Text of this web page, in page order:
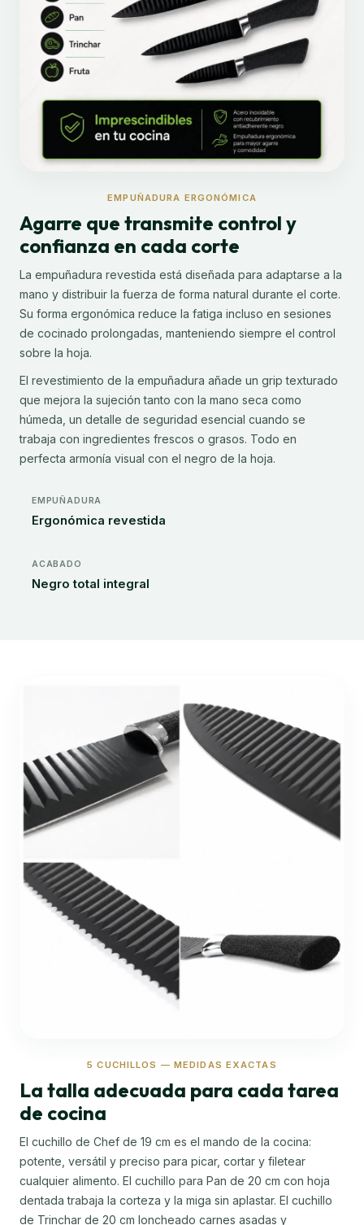
EMPUÑADURA ERGONÓMICA
Agarre que transmite control y
confianza en cada corte
La empuñadura revestida está diseñada para adaptarse a la
mano y distribuir la fuerza de forma natural durante el corte.
Su forma ergonómica reduce la fatiga incluso en sesiones
de cocinado prolongadas, manteniendo siempre el control
sobre la hoja.
El revestimiento de la empuñadura añade un grip texturado
que mejora la sujeción tanto con la mano seca como
húmeda, un detalle de seguridad esencial cuando se
trabaja con ingredientes frescos o grasos. Todo en
perfecta armonía visual con el negro de la hoja.
EMPUÑADURA
Ergonómica revestida
ACABADO
Negro total integral
5 CUCHILLOS — MEDIDAS EXACTAS
La talla adecuada para cada tarea
de cocina
El cuchillo de Chef de 19 cm es el mando de la cocina:
potente, versátil y preciso para picar, cortar y filetear
cualquier alimento. El cuchillo para Pan de 20 cm con hoja
dentada trabaja la corteza y la miga sin aplastar. El cuchillo
de Trinchar de 20 cm loncheado carnes asadas y